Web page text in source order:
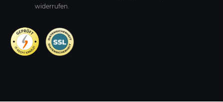
widerrufen.